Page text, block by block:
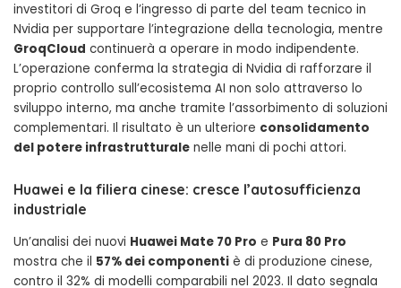
investitori di Groq e l’ingresso di parte del team tecnico in
Nvidia per supportare l’integrazione della tecnologia, mentre
GroqCloud continuerà a operare in modo indipendente.
L’operazione conferma la strategia di Nvidia di rafforzare il
proprio controllo sull’ecosistema AI non solo attraverso lo
sviluppo interno, ma anche tramite l’assorbimento di soluzioni
complementari. Il risultato è un ulteriore consolidamento
del potere infrastrutturale nelle mani di pochi attori.
Huawei e la filiera cinese: cresce l’autosufficienza
industriale
Un’analisi dei nuovi Huawei Mate 70 Pro e Pura 80 Pro
mostra che il 57% dei componenti è di produzione cinese,
contro il 32% di modelli comparabili nel 2023. Il dato segnala